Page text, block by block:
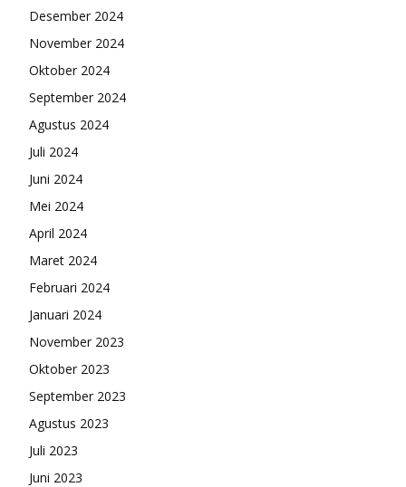
Desember 2024
November 2024
Oktober 2024
September 2024
Agustus 2024
Juli 2024
Juni 2024
Mei 2024
April 2024
Maret 2024
Februari 2024
Januari 2024
November 2023
Oktober 2023
September 2023
Agustus 2023
Juli 2023
Juni 2023